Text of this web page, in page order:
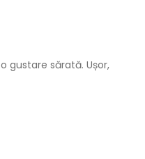
gustare sărată. Ușor,